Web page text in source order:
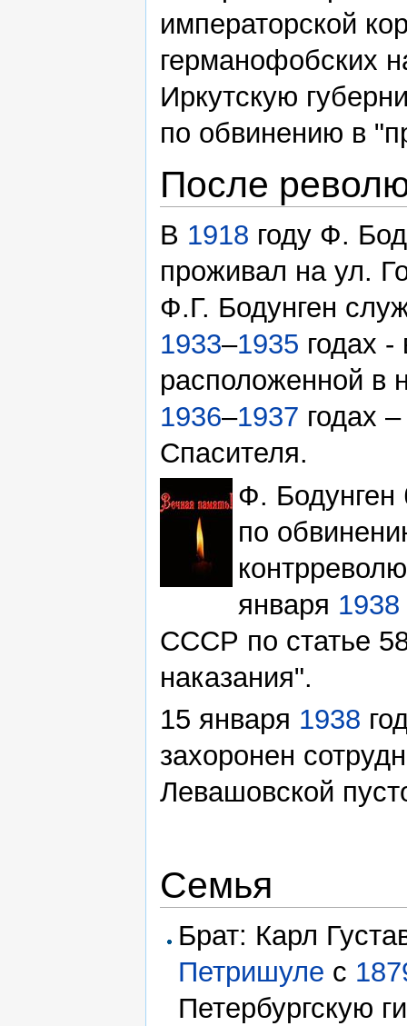
императорской
германофобских
Иркутскую
по обвинению в
После
В 1918 году Ф.
проживал на ул.
Ф.Г. Бодунген
1933–1935 годах
расположенной в
1936–1937 годах
Спасителя.
Ф.
по
января 1938
СССР по статье
наказания".
15 января 1938
захоронен
Левашовской
Семья
Брат: Карл
Петришуле с
Петербургскую